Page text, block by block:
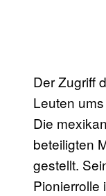
Der Zugriff
Leuten
Die
beteiligten
gestellt.